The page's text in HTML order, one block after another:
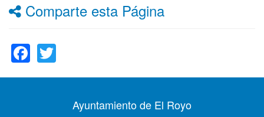
Comparte esta Página
Facebook
Ayuntamiento de El Royo